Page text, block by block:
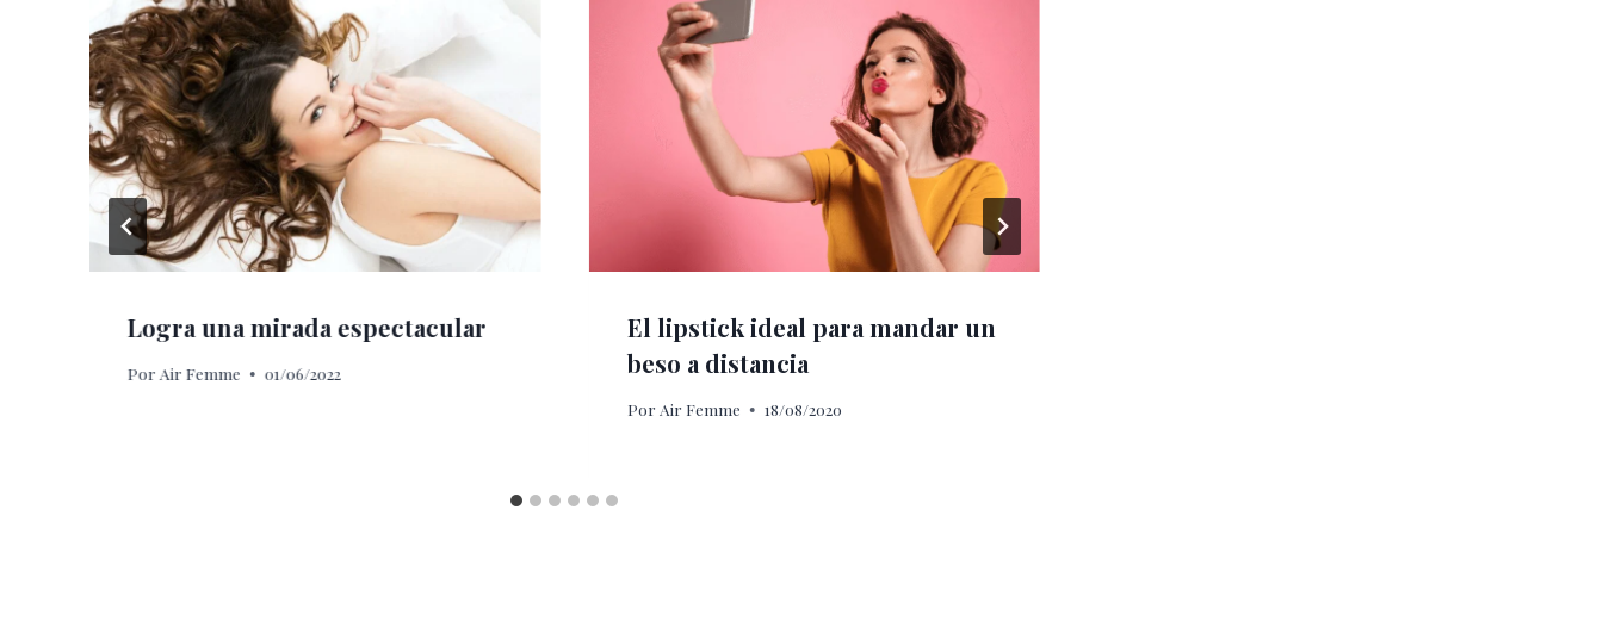
Logra una mirada espectacular
Por Air Femme 01/06/2022
El lipstick ideal para mandar un
beso a distancia
Por Air Femme 18/08/2020